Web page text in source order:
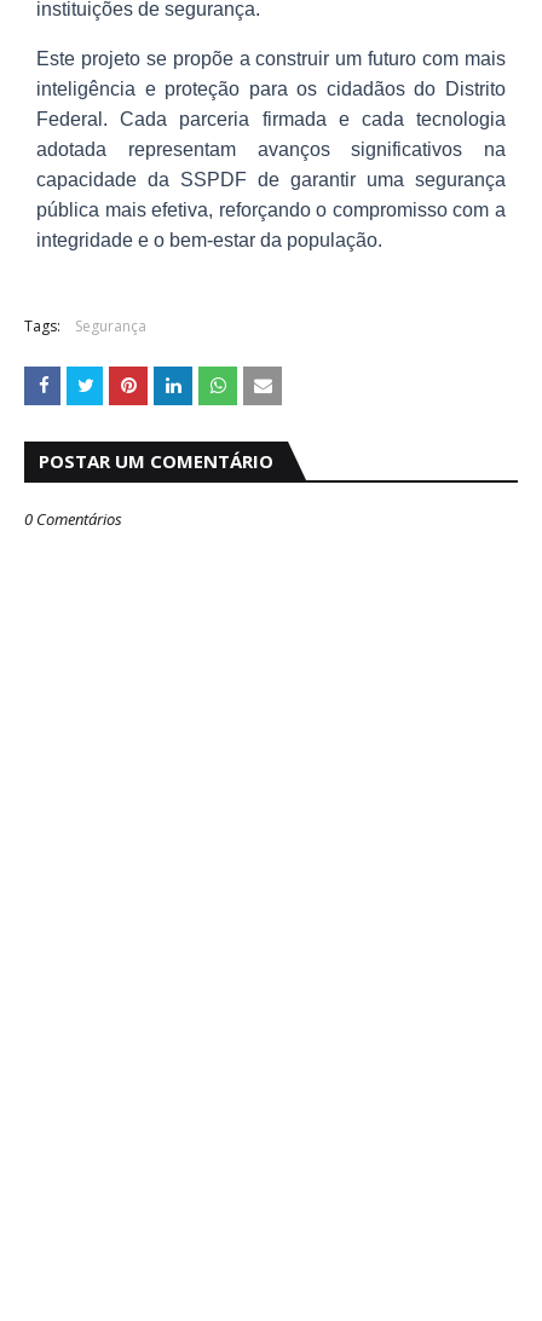
instituições de segurança.
Este projeto se propõe a construir um futuro com mais
inteligência e proteção para os cidadãos do Distrito
Federal. Cada parceria firmada e cada tecnologia
adotada representam avanços significativos na
capacidade da SSPDF de garantir uma segurança
pública mais efetiva, reforçando o compromisso com a
integridade e o bem-estar da população.
Tags: Segurança
POSTAR UM COMENTÁRIO
0 Comentários